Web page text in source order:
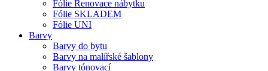
Fólie Renovace nábytku
Fólie SKLADEM
Fólie UNI
Barvy
Barvy do bytu
Barvy na malířské šablony
Barvy tónovací